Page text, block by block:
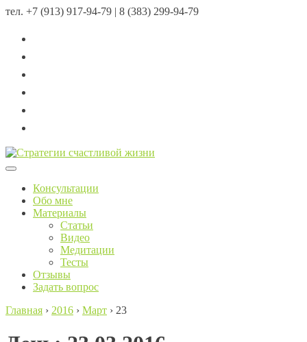
тел. +7 (913) 917-94-79 | 8 (383) 299-94-79
Menu
Консультации
Обо мне
Материалы
Статьи
Видео
Медитации
Тесты
Отзывы
Задать вопрос
Главная › 2016 › Март › 23